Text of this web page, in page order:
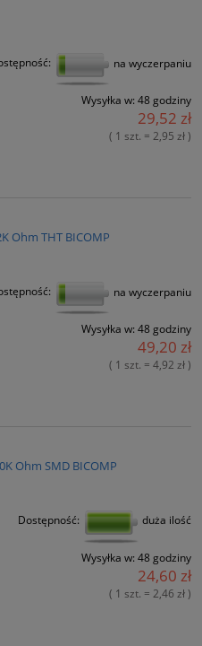
na wyczerpaniu
Wysyłka w: 48 godziny
29,52 zł
( 1 szt. = 2,95 zł )
Ohm THT BICOMP
na wyczerpaniu
Wysyłka w: 48 godziny
49,20 zł
( 1 szt. = 4,92 zł )
Ohm SMD BICOMP
Dostępność: duża ilość
Wysyłka w: 48 godziny
24,60 zł
( 1 szt. = 2,46 zł )